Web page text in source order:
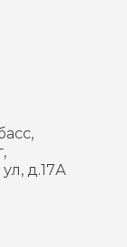
д.17А